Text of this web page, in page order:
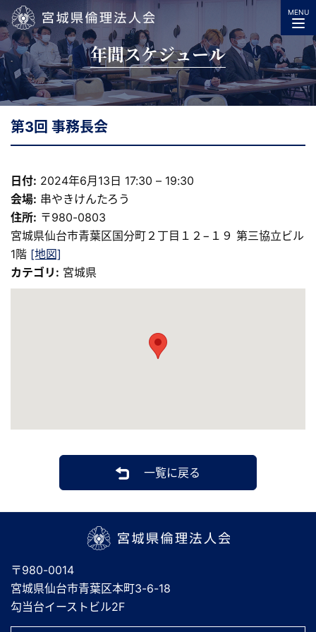
宮城県倫理法人会
MENU
年間スケジュール
第3回 事務長会
日付: 2024年6月13日 17:30 – 19:30
会場: 串やきけんたろう
住所: 〒980-0803
宮城県仙台市青葉区国分町２丁目１２−１９ 第三協立ビル
1階 [地図]
カテゴリ: 宮城県
一覧に戻る
〒980-0014
宮城県仙台市青葉区本町3-6-18
勾当台イーストビル2F